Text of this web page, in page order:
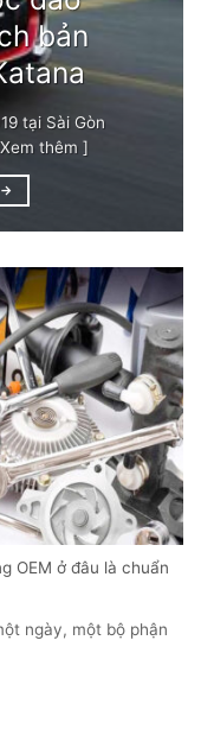
bản
tại Sài Gòn
thêm ]
→
OEM ở đâu là chuẩn
ngày, một bộ phận